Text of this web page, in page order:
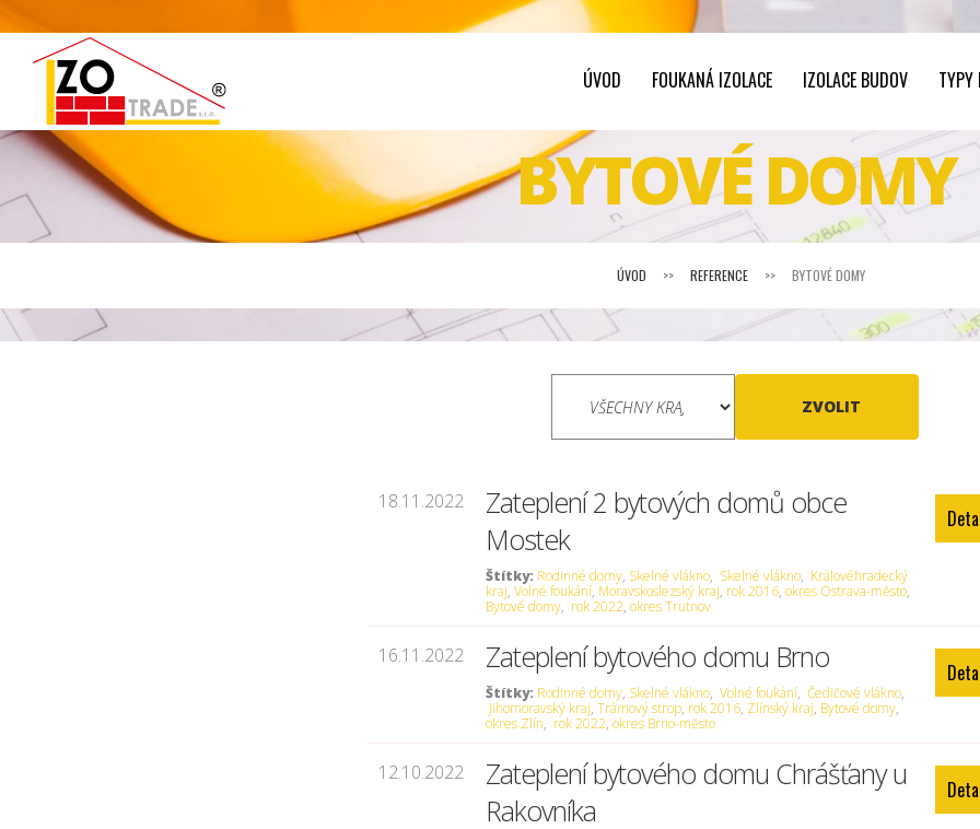
ÚVOD FOUKANÁ IZOLACE IZOLACE BUDOV TYPY
BYTOVÉ DOMY
ÚVOD >> REFERENCE >> BYTOVÉ DOMY
18.11.2022
Zateplení 2 bytových domů obce
Mostek
Štítky: Rodinné domy, Skelné vlákno, Skelné vlákno, Královéhradecký
kraj, Volné foukání, Moravskoslezský kraj, rok 2016, okres Ostrava-město,
Bytové domy, rok 2022, okres Trutnov
16.11.2022 Zateplení bytového domu Brno
Štítky: Rodinné domy, Skelné vlákno, Volné foukání, Čedičové vlákno,
Jihomoravský kraj, Trámový strop, rok 2016, Zlínský kraj, Bytové domy,
okres Zlín, rok 2022, okres Brno-město
12.10.2022
Zateplení bytového domu Chrášťany u
Rakovníka